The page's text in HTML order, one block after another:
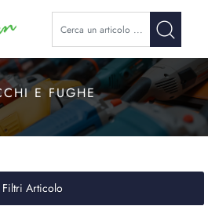
E FUGHE
Filtri Articolo